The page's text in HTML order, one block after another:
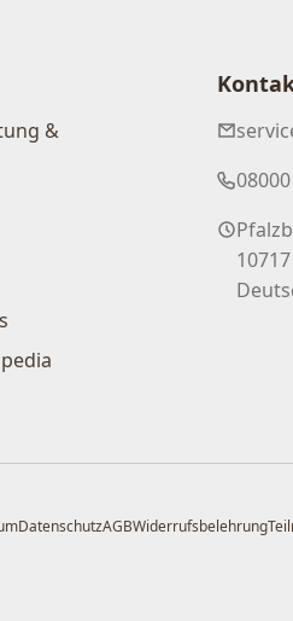
&
DatenschutzAGBWiderrufsbelehrung